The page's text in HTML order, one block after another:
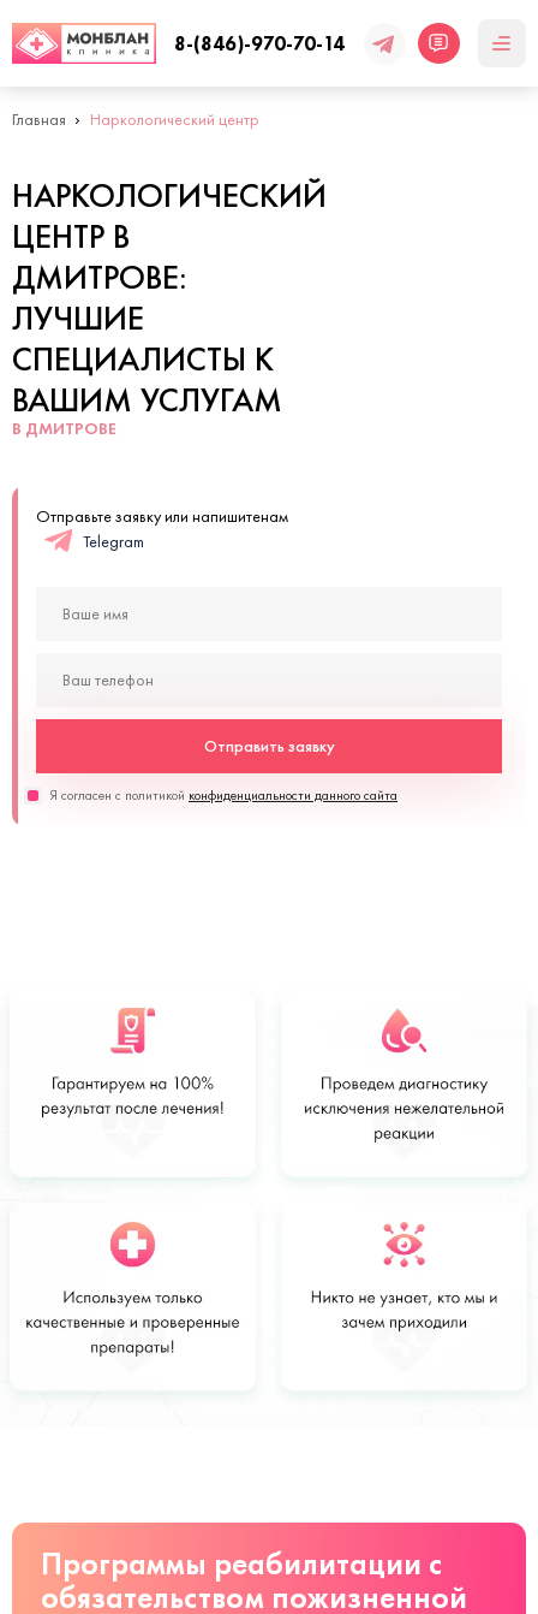
8-(846)-970-70-14
Главная Наркологический центр
НАРКОЛОГИЧЕСКИЙ
ЦЕНТР В
ДМИТРОВЕ:
ЛУЧШИЕ
СПЕЦИАЛИСТЫ К
ВАШИМ УСЛУГАМ
В ДМИТРОВЕ
Отправьте заявку или напишитенам
Telegram
Отправить заявку
Я согласен с политикой конфиденциальности данного сайта
Стоимость
от 16 000
Заказать
Программы реабилитации с
обязательством пожизненной